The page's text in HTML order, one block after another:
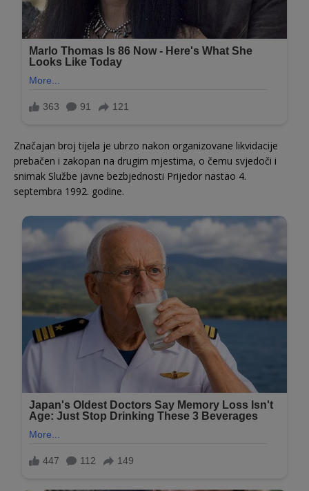
Značajan broj tijela je ubrzo nakon organizovane likvidacije
prebačen i zakopan na drugim mjestima, o čemu svjedoči i
snimak Službe javne bezbjednosti Prijedor nastao 4.
septembra 1992. godine.